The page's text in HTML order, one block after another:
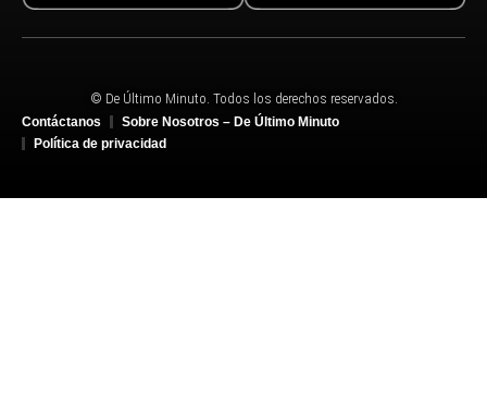
© De Último Minuto. Todos los derechos reservados.
Contáctanos
Sobre Nosotros – De Último Minuto
Política de privacidad